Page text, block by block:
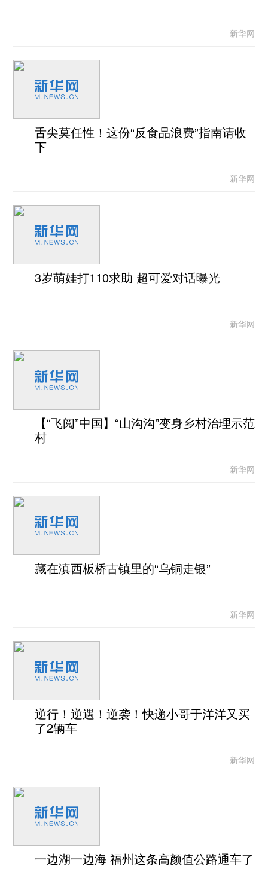
新华网
舌尖莫任性！这份“反食品浪费”指南请收
下
新华网
3岁萌娃打110求助 超可爱对话曝光
新华网
【“飞阅”中国】“山沟沟”变身乡村治理示范
村
新华网
藏在滇西板桥古镇里的“乌铜走银”
新华网
逆行！逆遇！逆袭！快递小哥于洋洋又买
了2辆车
新华网
一边湖一边海 福州这条高颜值公路通车了